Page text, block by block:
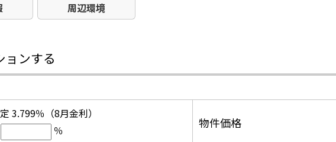
周辺環境
ョンする
3.799％（8月金利）
％ 物件価格